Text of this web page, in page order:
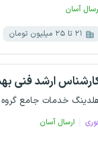
آسان
۲۱ تا ۲۵ میلیون تومان
ارشد فنی
خدمات جامع
ارسال آسان